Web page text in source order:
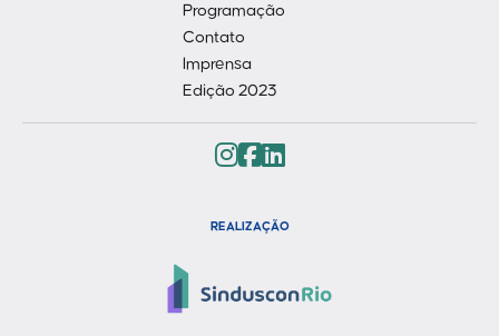
Programação
Contato
Imprensa
Edição 2023
REALIZAÇÃO